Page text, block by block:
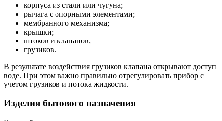
корпуса из стали или чугуна;
рычага с опорными элементами;
мембранного механизма;
крышки;
штоков и клапанов;
грузиков.
В результате воздействия грузиков клапана открывают доступ
воде. При этом важно правильно отрегулировать прибор с
учетом грузиков и потока жидкости.
Изделия бытового назначения